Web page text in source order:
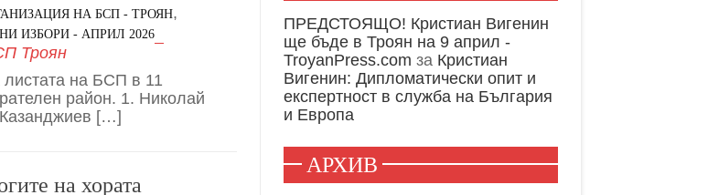
НА БСП - ТРОЯН,
ИЗБОРИ - АПРИЛ 2026
Троян
листата на БСП в 11
район. 1. Николай
[…]
на хората
ПРЕДСТОЯЩО! Кристиан Вигенин
ще бъде в Троян на 9 април -
TroyanPress.com за Кристиан
Вигенин: Дипломатически опит и
експертност в служба на България
и Европа
АРХИВ